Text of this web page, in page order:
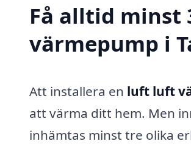
Få alltid
värmepump i
Att installera en luft luft
att värma ditt hem. Men
inhämtas minst tre olika